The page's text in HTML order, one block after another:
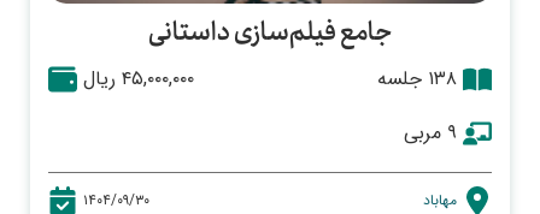
جامع فیلم‌سازی داستانی
۱۳۸ جلسه
۴۵,۰۰۰,۰۰۰ ریال
مهاباد ۱۴۰۴/۰۹/۳۰